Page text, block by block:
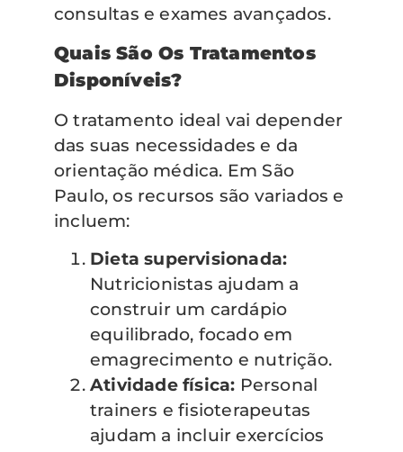
consultas e exames avançados.
Quais São Os Tratamentos
Disponíveis?
O tratamento ideal vai depender
das suas necessidades e da
orientação médica. Em São
Paulo, os recursos são variados e
incluem:
Dieta supervisionada:
Nutricionistas ajudam a
construir um cardápio
equilibrado, focado em
emagrecimento e nutrição.
Atividade física: Personal
trainers e fisioterapeutas
ajudam a incluir exercícios